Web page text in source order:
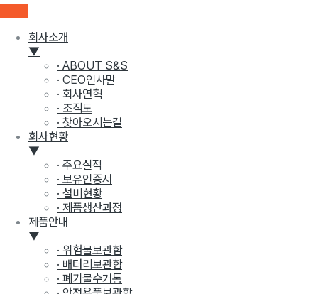
회사소개
▼
· ABOUT S&S
· CEO인사말
· 회사연혁
· 조직도
· 찾아오시는길
회사현황
▼
· 주요실적
· 보유인증서
· 설비현황
· 제품생산과정
제품안내
▼
· 위험물보관함
· 배터리보관함
· 폐기물수거통